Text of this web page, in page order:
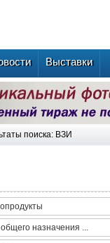
Выставки
поиска: ВЗИ
назначения ...